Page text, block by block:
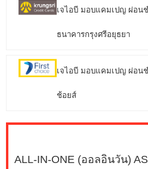
เจไอบี มอบแคมเปญ ผ่อน
ธนาคารกรุงศรีอยุธยา
เจไอบี มอบแคมเปญ ผ่อน
ช้อยส์
ALL-IN-ONE (ออลอินวัน)